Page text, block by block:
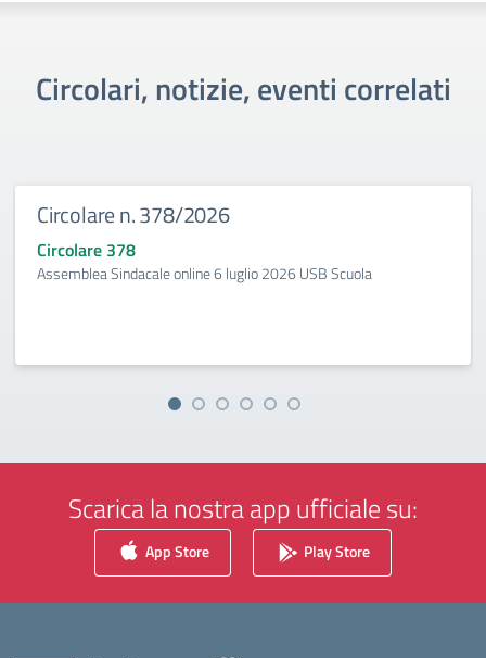
Circolari, notizie, eventi correlati
Circolare n. 378/2026
Circolare 378
Assemblea Sindacale online 6 luglio 2026 USB Scuola
Scarica la nostra app ufficiale su:
App Store Play Store